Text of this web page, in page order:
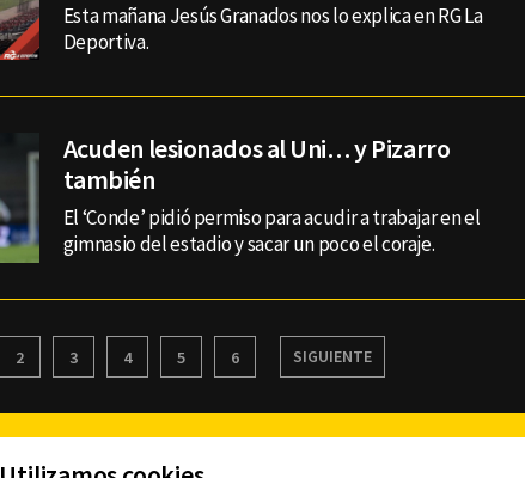
Esta mañana Jesús Granados nos lo explica en RG La
Deportiva.
Acuden lesionados al Uni… y Pizarro
también
El ‘Conde’ pidió permiso para acudir a trabajar en el
gimnasio del estadio y sacar un poco el coraje.
2 3 4 5 6 SIGUIENTE